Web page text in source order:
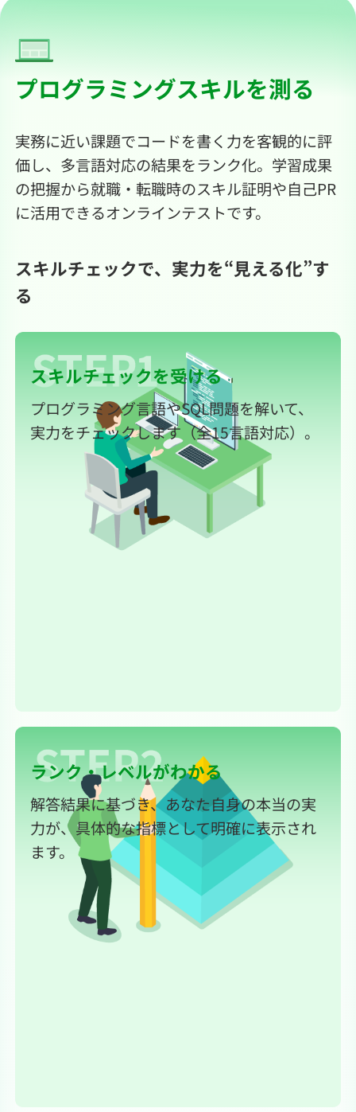
プログラミングスキルを測る
実務に近い課題でコードを書く力を客観的に評
価し、多言語対応の結果をランク化。学習成果
の把握から就職・転職時のスキル証明や自己PR
に活用できるオンラインテストです。
スキルチェックで、実力を“見える化”す
る
スキルチェックを受ける
プログラミング言語やSQL問題を解いて、
実力をチェックします（全15言語対応）。
ランク・レベルがわかる
解答結果に基づき、あなた自身の本当の実
力が、具体的な指標として明確に表示され
ます。